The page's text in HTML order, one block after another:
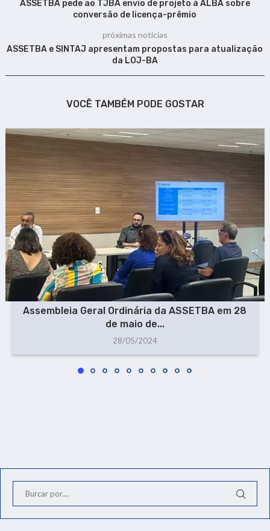
ASSETBA pede ao TJBA envio de projeto à ALBA sobre
conversão de licença-prêmio
próximas notícias
ASSETBA e SINTAJ apresentam propostas para atualização
da LOJ-BA
VOCÊ TAMBÉM PODE GOSTAR
Assembleia Geral Ordinária da ASSETBA em 28
de maio de...
28/05/2024